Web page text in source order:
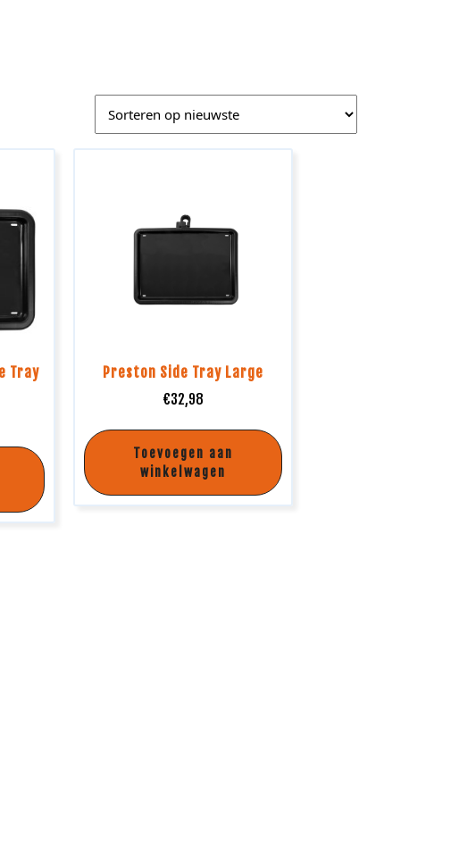
Tray
Preston Side Tray Large
€32,98
Toevoegen aan
winkelwagen